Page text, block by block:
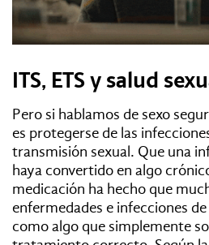
ITS, ETS y salud
Pero si hablamos de sexo
es protegerse de las
transmisión sexual. Que una
haya convertido en algo
medicación ha hecho que
enfermedades e infecciones
como algo que simplemente